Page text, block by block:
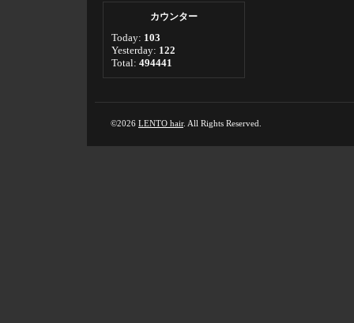
カウンター
Today: 103
Yesterday: 122
Total: 494441
©2026 LENTO hair. All Rights Reserved.